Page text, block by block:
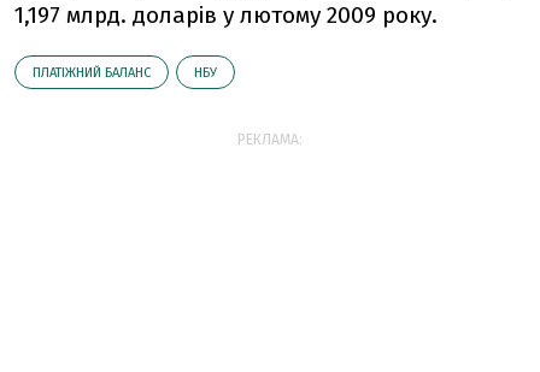
1,197 млрд. доларів у лютому 2009 року.
ПЛАТІЖНИЙ БАЛАНС НБУ
РЕКЛАМА: